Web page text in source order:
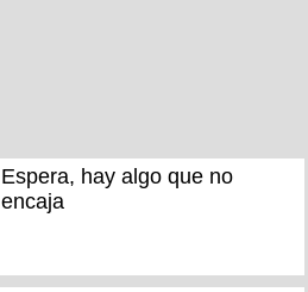
Espera, hay algo que no
encaja